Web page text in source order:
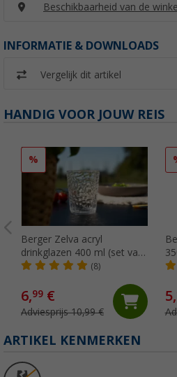
Beschikbaarheid van de
INFORMATIE & DOWNLOADS
Vergelijk dit artikel
HANDIG VOOR JOUW REIS
%
Berger Zelva acryl
drinkglazen 400 ml (set van
2)
(8)
6,99 €
Adviesprijs 10,99 €
5,
ARTIKEL KENMERKEN